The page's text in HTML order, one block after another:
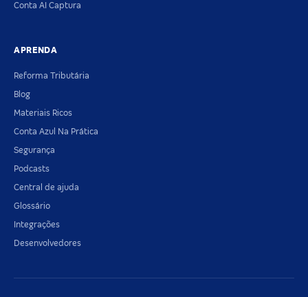
Conta AI Captura
APRENDA
Reforma Tributária
Blog
Materiais Ricos
Conta Azul Na Prática
Segurança
Podcasts
Central de ajuda
Glossário
Integrações
Desenvolvedores